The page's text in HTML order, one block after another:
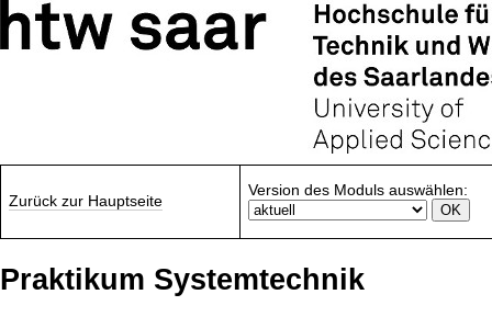
Zurück zur Hauptseite
Version des Moduls auswählen:
Praktikum Systemtechnik